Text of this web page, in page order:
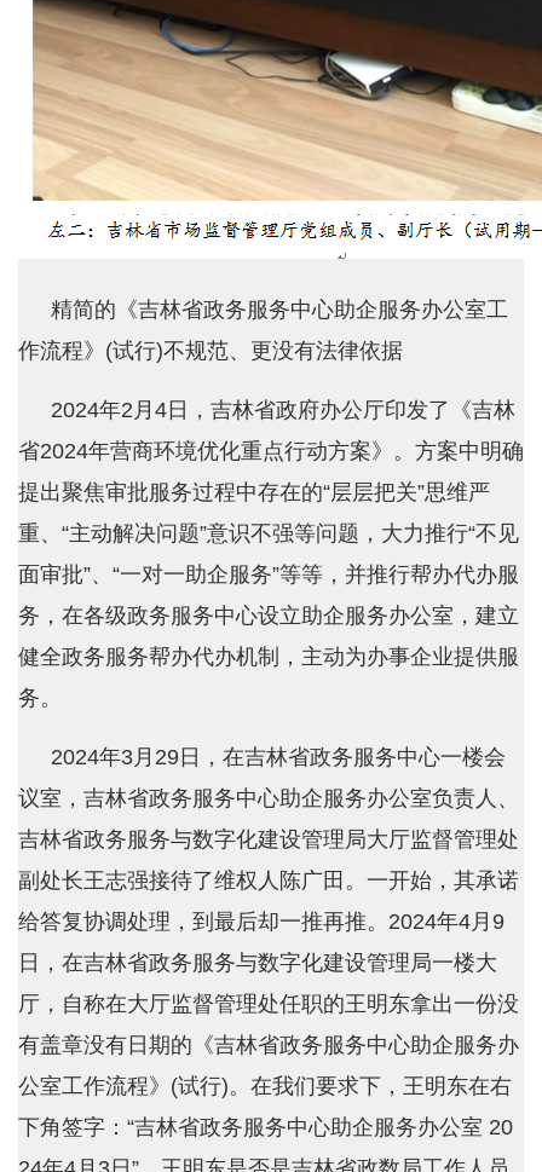
精简的《吉林省政务服务中心助企服务办公室工
作流程》(试行)不规范、更没有法律依据
2024年2月4日，吉林省政府办公厅印发了《吉林
省2024年营商环境优化重点行动方案》。方案中明确
提出聚焦审批服务过程中存在的“层层把关”思维严
重、“主动解决问题”意识不强等问题，大力推行“不见
面审批”、“一对一助企服务”等等，并推行帮办代办服
务，在各级政务服务中心设立助企服务办公室，建立
健全政务服务帮办代办机制，主动为办事企业提供服
务。
2024年3月29日，在吉林省政务服务中心一楼会
议室，吉林省政务服务中心助企服务办公室负责人、
吉林省政务服务与数字化建设管理局大厅监督管理处
副处长王志强接待了维权人陈广田。一开始，其承诺
给答复协调处理，到最后却一推再推。2024年4月9
日，在吉林省政务服务与数字化建设管理局一楼大
厅，自称在大厅监督管理处任职的王明东拿出一份没
有盖章没有日期的《吉林省政务服务中心助企服务办
公室工作流程》(试行)。在我们要求下，王明东在右
下角签字：“吉林省政务服务中心助企服务办公室 20